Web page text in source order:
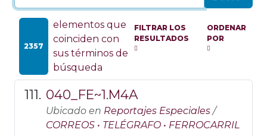
2357
elementos que
coinciden con
sus términos de
búsqueda
FILTRAR LOS
RESULTADOS
ORDENAR
POR
040_FE~1.M4A
Ubicado en Reportajes Especiales /
CORREOS • TELÉGRAFO • FERROCARRIL